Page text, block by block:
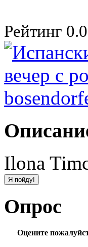
Рейтинг 0.0
Ilona
Опрос
Оцените